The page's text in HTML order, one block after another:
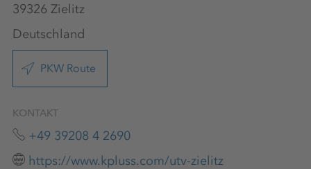
39326 Zielitz
Deutschland
PKW Route
KONTAKT
+49 39208 4 2690
https://www.kpluss.com/utv-zielitz